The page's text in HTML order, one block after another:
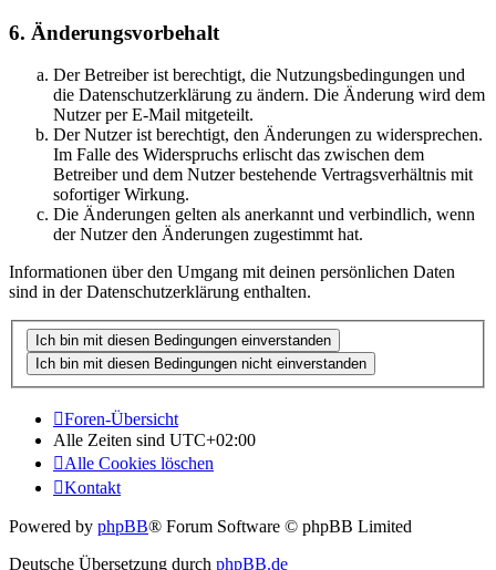
6. Änderungsvorbehalt
Der Betreiber ist berechtigt, die Nutzungsbedingungen und
die Datenschutzerklärung zu ändern. Die Änderung wird dem
Nutzer per E-Mail mitgeteilt.
Der Nutzer ist berechtigt, den Änderungen zu widersprechen.
Im Falle des Widerspruchs erlischt das zwischen dem
Betreiber und dem Nutzer bestehende Vertragsverhältnis mit
sofortiger Wirkung.
Die Änderungen gelten als anerkannt und verbindlich, wenn
der Nutzer den Änderungen zugestimmt hat.
Informationen über den Umgang mit deinen persönlichen Daten
sind in der Datenschutzerklärung enthalten.
Foren-Übersicht
Alle Zeiten sind UTC+02:00
Alle Cookies löschen
Kontakt
Powered by phpBB® Forum Software © phpBB Limited
Deutsche Übersetzung durch phpBB.de